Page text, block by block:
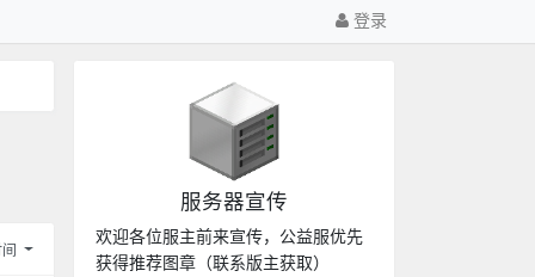
登录
服务器宣传
欢迎各位服主前来宣传，公益服优先
获得推荐图章（联系版主获取）